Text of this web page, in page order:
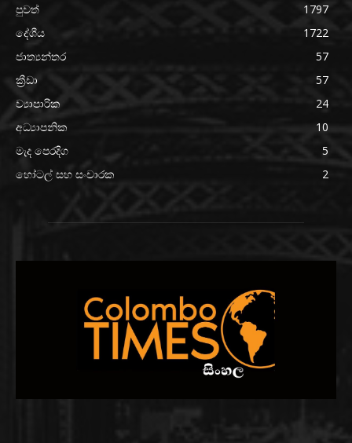
පුවත්
1797
දේශීය
1722
ජාත්‍යන්තර
57
ක්‍රීඩා
57
ව්‍යාපාරික
24
අධ්‍යාපනික
10
මැද පෙරදිග
5
හෝටල් සහ සංචාරක
2